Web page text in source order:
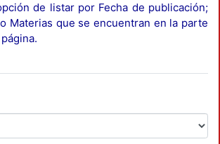
de listar por Fecha de publicación;
Materias que se encuentran en la parte